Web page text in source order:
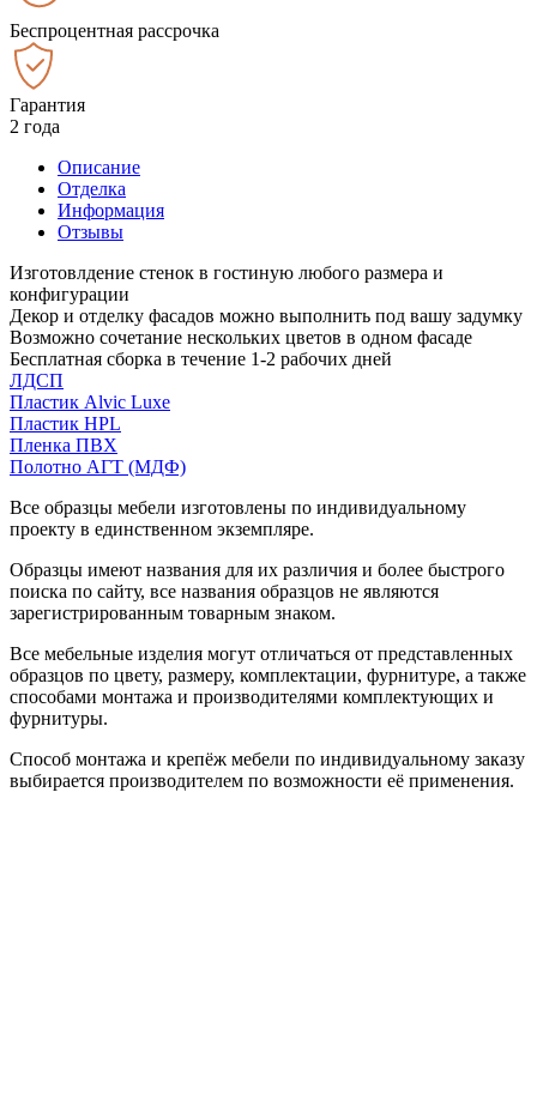
Беспроцентная рассрочка
Гарантия
2 года
Описание
Отделка
Информация
Отзывы
Изготовлдение стенок в гостиную любого размера и
конфигурации
Декор и отделку фасадов можно выполнить под вашу задумку
Возможно сочетание нескольких цветов в одном фасаде
Бесплатная сборка в течение 1-2 рабочих дней
ЛДСП
Пластик Alvic Luxe
Пластик HPL
Пленка ПВХ
Полотно АГТ (МДФ)
Все образцы мебели изготовлены по индивидуальному
проекту в единственном экземпляре.
Образцы имеют названия для их различия и более быстрого
поиска по сайту, все названия образцов не являются
зарегистрированным товарным знаком.
Все мебельные изделия могут отличаться от представленных
образцов по цвету, размеру, комплектации, фурнитуре, а также
способами монтажа и производителями комплектующих и
фурнитуры.
Способ монтажа и крепёж мебели по индивидуальному заказу
выбирается производителем по возможности её применения.